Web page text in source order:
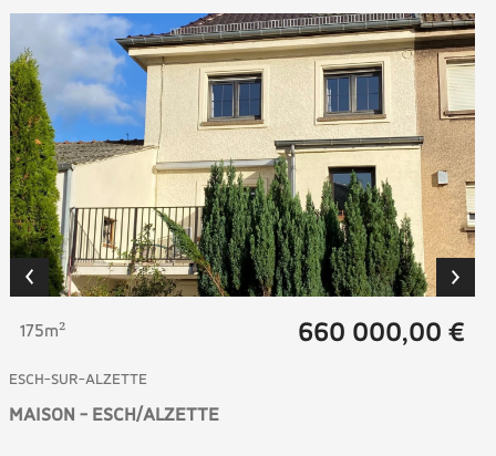
175m² 660 000,00 €
ESCH-SUR-ALZETTE
MAISON - ESCH/ALZETTE